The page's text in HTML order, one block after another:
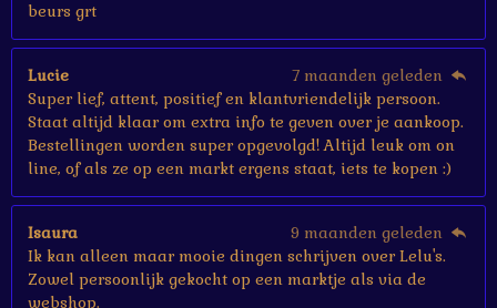
beurs grt
Lucie
7 maanden geleden
Super lief, attent, positief en klantvriendelijk persoon.
Staat altijd klaar om extra info te geven over je aankoop.
Bestellingen worden super opgevolgd! Altijd leuk om on
line, of als ze op een markt ergens staat, iets te kopen :)
Isaura
9 maanden geleden
Ik kan alleen maar mooie dingen schrijven over Lelu's.
Zowel persoonlijk gekocht op een marktje als via de
webshop.